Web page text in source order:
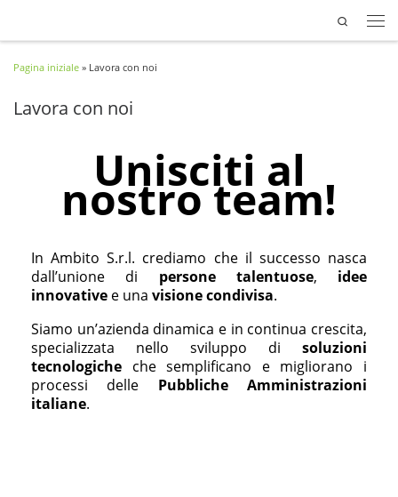
Search
Pagina iniziale » Lavora con noi
Lavora con noi
Unisciti al
nostro team!
In Ambito S.r.l. crediamo che il successo nasca
dall’unione di persone talentuose, idee
innovative e una visione condivisa.
Siamo un’azienda dinamica e in continua crescita,
specializzata nello sviluppo di soluzioni
tecnologiche che semplificano e migliorano i
processi delle PubblicheAmministrazioni
italiane.